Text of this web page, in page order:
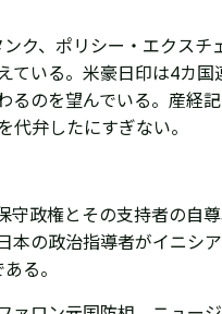
ク、ポリシー・エクス
ている。 米豪日印は4カ国
るのを望んでいる。産経
代弁したにすぎない。
政権とその支持者の自
の政治指導者がイニシ
る。